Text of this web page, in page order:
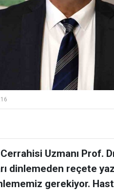
Uzmanı Prof.
dinlemeden reçete
gerekiyor.